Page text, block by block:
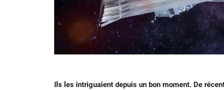
Ils les intriguaient depuis un bon moment. De